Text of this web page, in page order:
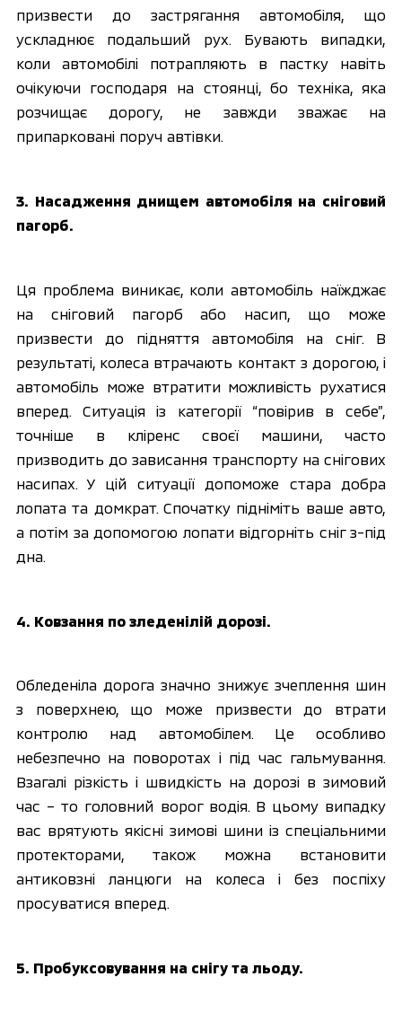
призвести до застрягання автомобіля, що
ускладнює подальший рух. Бувають випадки,
коли автомобілі потрапляють в пастку навіть
очікуючи господаря на стоянці, бо техніка, яка
розчищає дорогу, не завжди зважає на
припарковані поруч автівки.
3. Насадження днищем автомобіля на сніговий
пагорб.
Ця проблема виникає, коли автомобіль наїжджає
на сніговий пагорб або насип, що може
призвести до підняття автомобіля на сніг. В
результаті, колеса втрачають контакт з дорогою, і
автомобіль може втратити можливість рухатися
вперед. Ситуація із категорії “повірив в себе”,
точніше в кліренс своєї машини, часто
призводить до зависання транспорту на снігових
насипах. У цій ситуації допоможе стара добра
лопата та домкрат. Спочатку підніміть ваше авто,
а потім за допомогою лопати відгорніть сніг з-під
дна.
4. Ковзання по зледенілій дорозі.
Обледеніла дорога значно знижує зчеплення шин
з поверхнею, що може призвести до втрати
контролю над автомобілем. Це особливо
небезпечно на поворотах і під час гальмування.
Взагалі різкість і швидкість на дорозі в зимовий
час – то головний ворог водія. В цьому випадку
вас врятують якісні зимові шини із спеціальними
протекторами, також можна встановити
антиковзні ланцюги на колеса і без поспіху
просуватися вперед.
5. Пробуксовування на снігу та льоду.